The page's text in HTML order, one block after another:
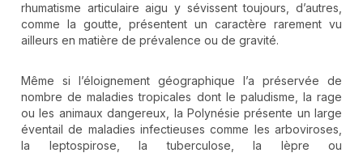
rhumatisme articulaire aigu y sévissent toujours, d’autres,
comme la goutte, présentent un caractère rarement vu
ailleurs en matière de prévalence ou de gravité.
Même si l’éloignement géographique l’a préservée de
nombre de maladies tropicales dont le paludisme, la rage
ou les animaux dangereux, la Polynésie présente un large
éventail de maladies infectieuses comme les arboviroses,
la leptospirose, la tuberculose, la lèpre ou